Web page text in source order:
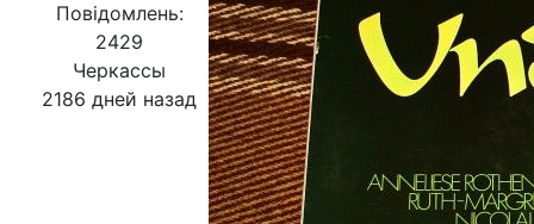
Повідомлень:
2429
Черкассы
2186 дней назад